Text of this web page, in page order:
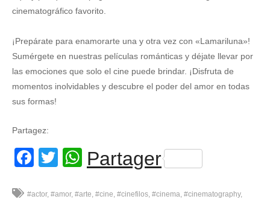
cinematográfico favorito.
¡Prepárate para enamorarte una y otra vez con «Lamariluna»!
Sumérgete en nuestras películas románticas y déjate llevar por
las emociones que solo el cine puede brindar. ¡Disfruta de
momentos inolvidables y descubre el poder del amor en todas
sus formas!
Partagez:
Facebook
TwitterWhatsApp
Partager
#actor #amor #arte #cine #cinefilos #cinema #cinematography